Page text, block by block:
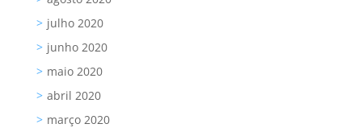
julho 2020
junho 2020
maio 2020
abril 2020
março 2020